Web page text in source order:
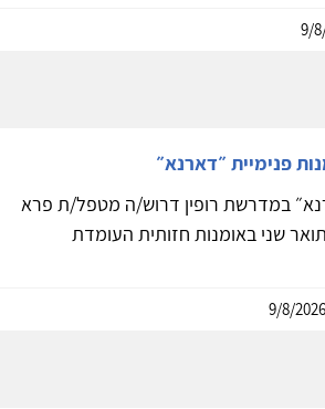
פנימיית ״דארנא״
במדרשת רופין דרוש/ה מטפל/ת פרא
שני באומנות חזותית העומדת